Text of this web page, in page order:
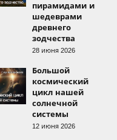
пирамидами и
шедеврами
древнего
зодчества
28 июня 2026
Большой
космический
цикл нашей
солнечной
системы
12 июня 2026